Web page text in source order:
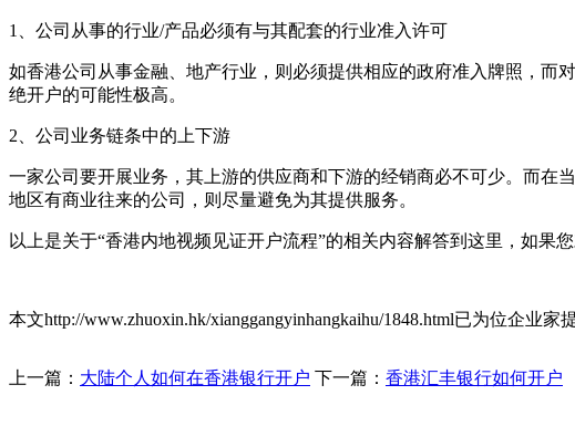
1、公司从事的行业/产品必须有与其配套的行业准入许可
如香港公司从事金融、地产行业，则必须提供相应的政府准入牌照，而
绝开户的可能性极高。
2、公司业务链条中的上下游
一家公司要开展业务，其上游的供应商和下游的经销商必不可少。而在
地区有商业往来的公司，则尽量避免为其提供服务。
以上是关于“香港内地视频见证开户流程”的相关内容解答到这里，如果
本文http://www.zhuoxin.hk/xianggangyinhangkaihu/1848.html已为位企业家
上一篇： 大陆个人如何在香港银行开户 下一篇： 香港汇丰银行如何开户